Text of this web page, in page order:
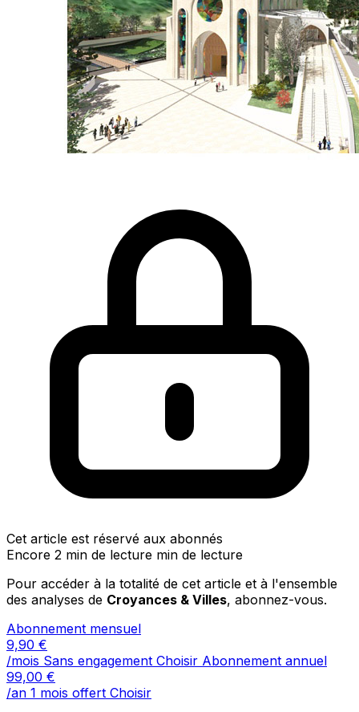
Cet article est réservé aux abonnés
Encore 2 min de lecture min de lecture
Pour accéder à la totalité de cet article et à l'ensemble
des analyses de Croyances & Villes, abonnez-vous.
Abonnement mensuel
9,90 €
/mois Sans engagement Choisir Abonnement annuel
99,00 €
/an 1 mois offert Choisir